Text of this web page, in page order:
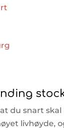
du snart
livhøyde,